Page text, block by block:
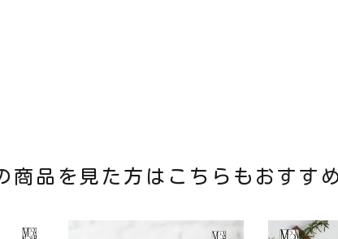
商品を見た方はこちらもおすす